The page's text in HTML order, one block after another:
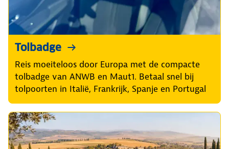
Tolbadge
Reis moeiteloos door Europa met de compacte
tolbadge van ANWB en Maut1. Betaal snel bij
tolpoorten in Italië, Frankrijk, Spanje en Portugal